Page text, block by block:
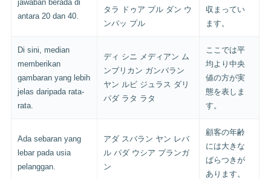
jawaban berada di
antara 20 dan 40.
タラ ドゥア プル ダン ウ
ンパッ プル
収まってい
ます。
Di sini, median
memberikan
gambaran yang lebih
jelas daripada rata-
rata.
ディ シニ メディアン ム
ンブリカン ガンバラン
ヤン ルビ ジュラス ダリ
パダ ラタ ラタ
ここでは平
均より中央
値の方が実
態を表しま
す。
Ada sebaran yang
lebar pada usia
pelanggan.
アダ スバラン ヤン レバ
ル パダ ウシア プランガ
ン
顧客の年齢
には大きな
ばらつきが
あります。